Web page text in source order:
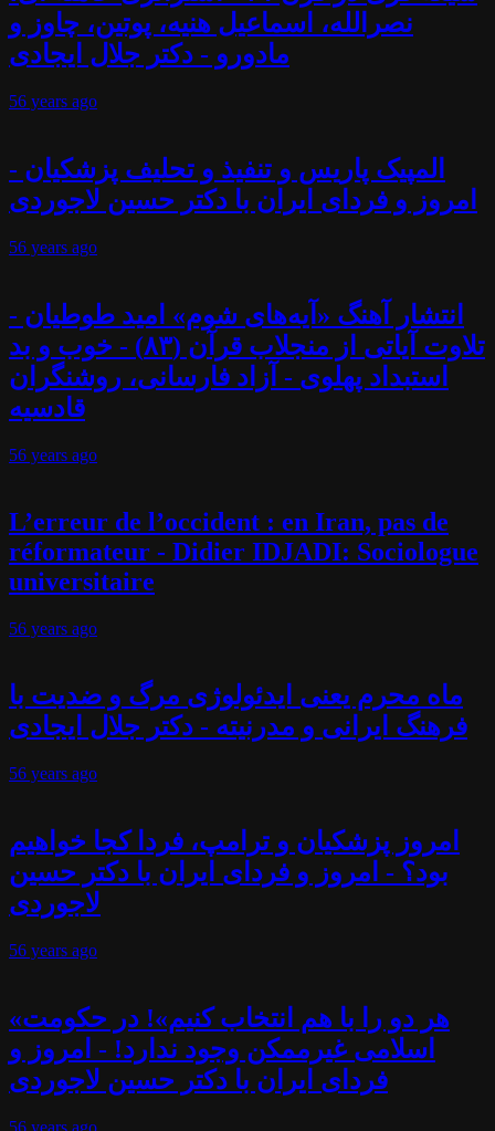
نصرالله، اسماعیل هنیه، پوتین، چاوز و
مادورو - دکتر جلال ایجادی
56 years ago
المپیک پاریس و تنفیذ و تحلیف پزشکیان -
امروز و فردای ایران با دکتر حسین لاجوردی
56 years ago
انتشار آهنگ «آیه‌های شوم» امید طوطیان -
تلاوت آیاتی از منجلاب قرآن (۸۳) - خوب و بد
استبداد پهلوی - آزاد فارسانی، روشنگران
قادسیه
56 years ago
L’erreur de l’occident : en Iran, pas de
réformateur - Didier IDJADI: Sociologue
universitaire
56 years ago
ماه محرم یعنی ایدئولوژی مرگ و ضدیت با
فرهنگ ایرانی و مدرنیته - دکتر جلال ایجادی
56 years ago
امروز پزشکیان و ترامپ، فردا کجا خواهیم
بود؟ - امروز و فردای ایران با دکتر حسین
لاجوردی
56 years ago
«هر دو را با هم انتخاب کنیم»! در حکومت
اسلامی غیرممکن وجود ندارد! - امروز و
فردای ایران با دکتر حسین لاجوردی
56 years ago